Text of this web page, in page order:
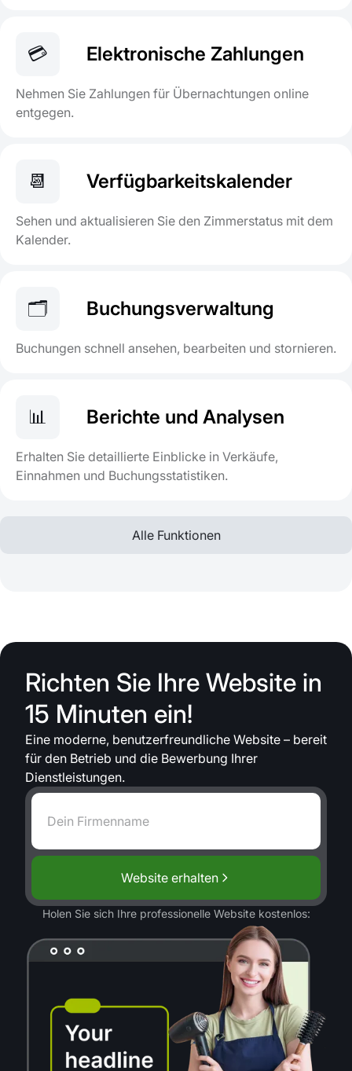
💳 Elektronische Zahlungen
Nehmen Sie Zahlungen für Übernachtungen online
entgegen.
📆 Verfügbarkeitskalender
Sehen und aktualisieren Sie den Zimmerstatus mit dem
Kalender.
🗂️ Buchungsverwaltung
Buchungen schnell ansehen, bearbeiten und stornieren.
📊 Berichte und Analysen
Erhalten Sie detaillierte Einblicke in Verkäufe,
Einnahmen und Buchungsstatistiken.
Alle Funktionen
Richten Sie Ihre Website in
15 Minuten ein!
Eine moderne, benutzerfreundliche Website – bereit
für den Betrieb und die Bewerbung Ihrer
Dienstleistungen.
Website erhalten
Holen Sie sich Ihre professionelle Website kostenlos: